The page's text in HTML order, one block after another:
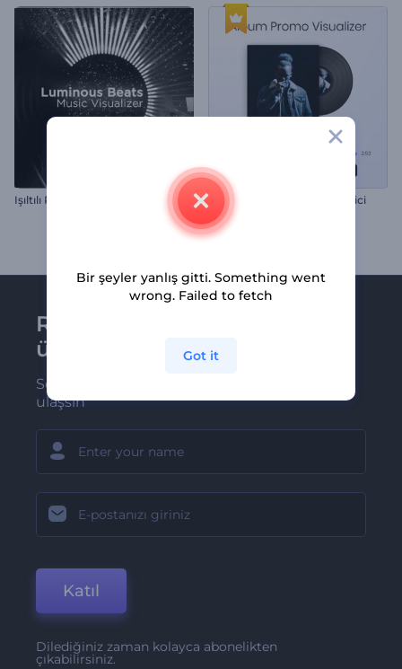
Albüm Tanıtımı Görselleştirici
Renderforest bültenine
üye olun
Son haber ve tekliflerimiz ilk olarak size
ulaşsın
Katıl
Dilediğiniz zaman kolayca abonelikten
çıkabilirsiniz.
Bir şeyler yanlış gitti. Something went
wrong. Failed to fetch
Got it